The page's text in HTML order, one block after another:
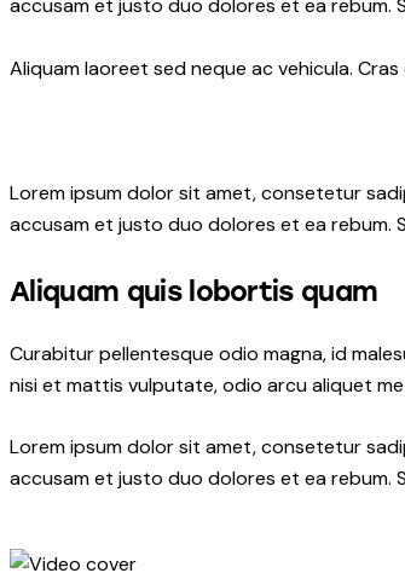
accusam et justo duo dolores et ea rebum.
Aliquam laoreet sed neque ac vehicula.
Lorem ipsum dolor sit amet, consetetur
accusam et justo duo dolores et ea rebum.
Aliquam quis lobortis quam
Curabitur pellentesque odio magna, id
nisi et mattis vulputate, odio arcu aliquet
Lorem ipsum dolor sit amet, consetetur
accusam et justo duo dolores et ea rebum.